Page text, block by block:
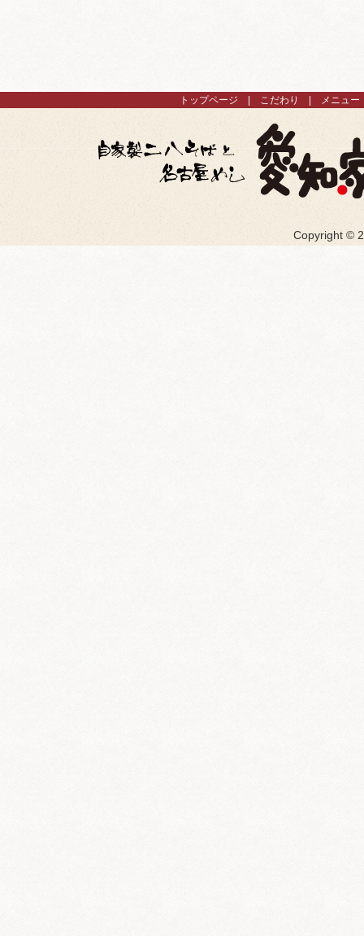
トップページ こだわり メニュー
Copyright ©